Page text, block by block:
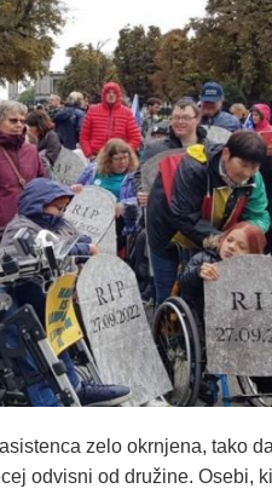
zelo okrnjena, tako
odvisni od družine. Osebi,